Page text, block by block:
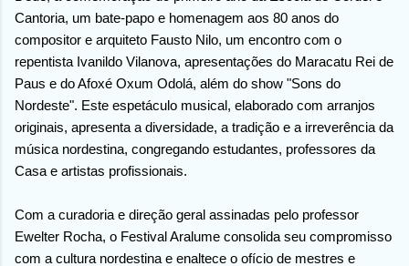
Cantoria, um bate-papo e homenagem aos 80 anos do
compositor e arquiteto Fausto Nilo, um encontro com o
repentista Ivanildo Vilanova, apresentações do Maracatu Rei de
Paus e do Afoxé Oxum Odolá, além do show "Sons do
Nordeste". Este espetáculo musical, elaborado com arranjos
originais, apresenta a diversidade, a tradição e a irreverência da
música nordestina, congregando estudantes, professores da
Casa e artistas profissionais.
Com a curadoria e direção geral assinadas pelo professor
Ewelter Rocha, o Festival Aralume consolida seu compromisso
com a cultura nordestina e enaltece o ofício de mestres e